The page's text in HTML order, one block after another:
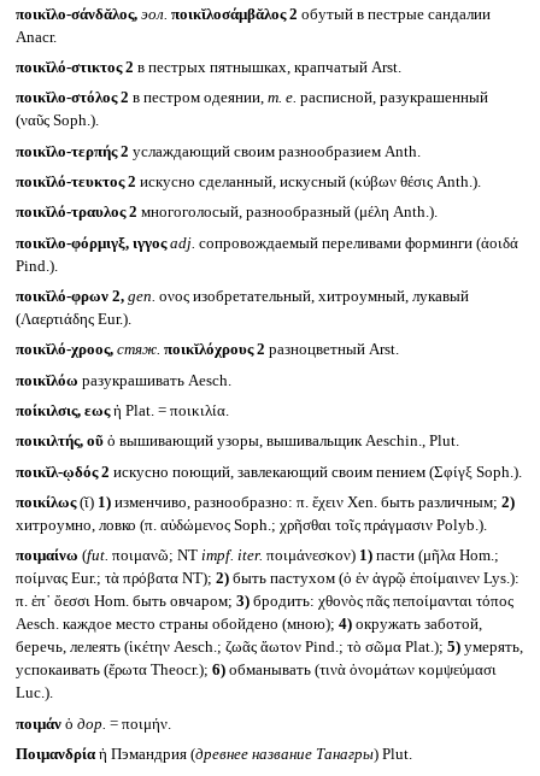
ποικῐλο-σάνδᾰλος, эол. ποικῐλοσάμβᾰλος 2 обутый в пестрые сандалии
Anacr.
ποικῐλό-στικτος 2 в пестрых пятнышках, крапчатый Arst.
ποικῐλο-στόλος 2 в пестром одеянии, т. е. расписной, разукрашенный
(ναῦς Soph.).
ποικῐλο-τερπής 2 услаждающий своим разнообразием Anth.
ποικῐλό-τευκτος 2 искусно сделанный, искусный (κύβων θέσις Anth.).
ποικῐλό-τραυλος 2 многоголосый, разнообразный (μέλη Anth.).
ποικῐλο-φόρμιγξ, ιγγος adj. сопровождаемый переливами форминги (ἀοιδά
Pind.).
ποικῐλό-φρων 2, gen. ονος изобретательный, хитроумный, лукавый
(Λαερτιάδης Eur.).
ποικῐλό-χροος, стяж. ποικῐλόχρους 2 разноцветный Arst.
ποικῐλόω разукрашивать Aesch.
ποίκιλσις, εωςἡ Plat. = ποικιλία.
ποικιλτής, οῦὁ вышивающий узоры, вышивальщик Aeschin., Plut.
ποικῐλ-ῳδός 2 искусно поющий, завлекающий своим пением (Σφίγξ Soph.).
ποικίλως(ῐ) 1)изменчиво, разнообразно: π. ἔχειν Xen. быть различным; 2)
хитроумно, ловко (π. αὐδώμενος Soph.; χρῆσθαι τοῖς πράγμασιν Polyb.).
ποιμαίνω (fut. ποιμανῶ; NT impf. iter. ποιμάνεσκον) 1)пасти (μῆλα Hom.;
ποίμνας Eur.; τὰ πρόβατα NT); 2)быть пастухом (ὁ ἐν ἀγρῷ ἐποίμαινεν Lys.):
π. ἐπ᾽ ὄεσσι Hom. быть овчаром; 3)бродить: χθονὸς πᾶς πεποίμανται τόπος
Aesch. каждое место страны обойдено (мною); 4)окружать заботой,
беречь, лелеять (ἱκέτην Aesch.; ζωᾶς ἄωτον Pind.; τὸ σῶμα Plat.); 5)умерять,
успокаивать (ἔρωτα Theocr.); 6)обманывать (τινὰ ὀνομάτων κομψεύμασι
Luc.).
ποιμάν ὁ дор. = ποιμήν.
Ποιμανδρία ἡ Пэмандрия (древнее название Танагры) Plut.